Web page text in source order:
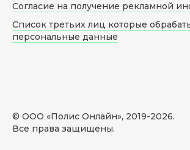
© ООО «Полис Онлайн», 2019-2026.
Все права защищены.
Согласие на получение рекламной
Список третьих лиц которые
персональные данные